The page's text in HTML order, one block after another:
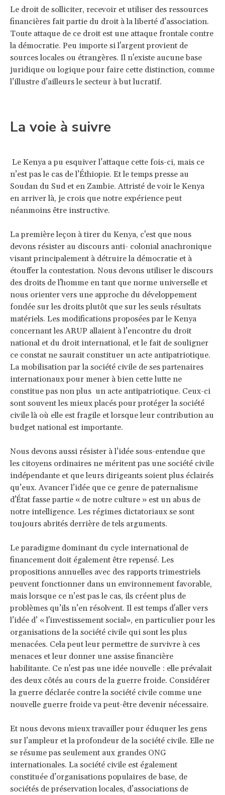
Le droit de solliciter, recevoir et utiliser des ressources
financières fait partie du droit à la liberté d’association.
Toute attaque de ce droit est une attaque frontale contre
la démocratie. Peu importe si l'argent provient de
sources locales ou étrangères. Il n'existe aucune base
juridique ou logique pour faire cette distinction, comme
l’illustre d’ailleurs le secteur à but lucratif.
La voie à suivre
Le Kenya a pu esquiver l’attaque cette fois-ci, mais ce
n’est pas le cas de l’Éthiopie. Et le temps presse au
Soudan du Sud et en Zambie. Attristé de voir le Kenya
en arriver là, je crois que notre expérience peut
néanmoins être instructive.
La première leçon à tirer du Kenya, c'est que nous
devons résister au discours anti- colonial anachronique
visant principalement à détruire la démocratie et à
étouffer la contestation. Nous devons utiliser le discours
des droits de l'homme en tant que norme universelle et
nous orienter vers une approche du développement
fondée sur les droits plutôt que sur les seuls résultats
matériels. Les modifications proposées par le Kenya
concernant les ARUP allaient à l’encontre du droit
national et du droit international, et le fait de souligner
ce constat ne saurait constituer un acte antipatriotique.
La mobilisation par la société civile de ses partenaires
internationaux pour mener à bien cette lutte ne
constitue pas non plus un acte antipatriotique. Ceux-ci
sont souvent les mieux placés pour protéger la société
civile là où elle est fragile et lorsque leur contribution au
budget national est importante.
Nous devons aussi résister à l’idée sous-entendue que
les citoyens ordinaires ne méritent pas une société civile
indépendante et que leurs dirigeants soient plus éclairés
qu’eux. Avancer l’idée que ce genre de paternalisme
d'État fasse partie « de notre culture » est un abus de
notre intelligence. Les régimes dictatoriaux se sont
toujours abrités derrière de tels arguments.
Le paradigme dominant du cycle international de
financement doit également être repensé. Les
propositions annuelles avec des rapports trimestriels
peuvent fonctionner dans un environnement favorable,
mais lorsque ce n’est pas le cas, ils créent plus de
problèmes qu’ils n’en résolvent. Il est temps d'aller vers
l’idée d’ « l'investissement social», en particulier pour les
organisations de la société civile qui sont les plus
menacées. Cela peut leur permettre de survivre à ces
menaces et leur donner une assise financière
habilitante. Ce n'est pas une idée nouvelle : elle prévalait
des deux côtés au cours de la guerre froide. Considérer
la guerre déclarée contre la société civile comme une
nouvelle guerre froide va peut-être devenir nécessaire.
Et nous devons mieux travailler pour éduquer les gens
sur l’ampleur et la profondeur de la société civile. Elle ne
se résume pas seulement aux grandes ONG
internationales. La société civile est également
constituée d’organisations populaires de base, de
sociétés de préservation locales, d’associations de